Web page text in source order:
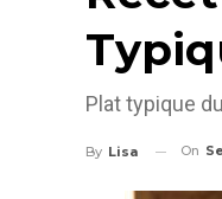
Plat typique
By Lisa On